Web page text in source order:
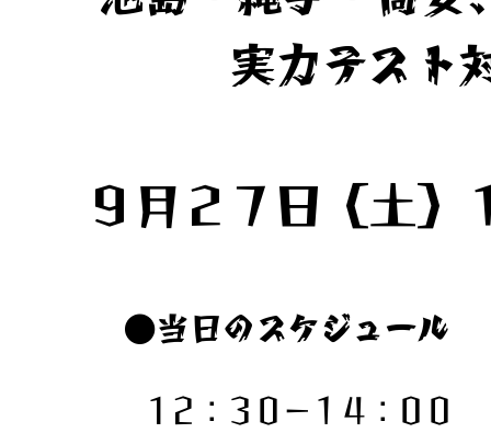
実力テスト
９月２７日（土）
●当日のスケジュール
1２：３０－１４：００